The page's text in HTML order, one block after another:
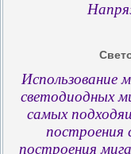
Использование
светодиодных
самых
построения
построения